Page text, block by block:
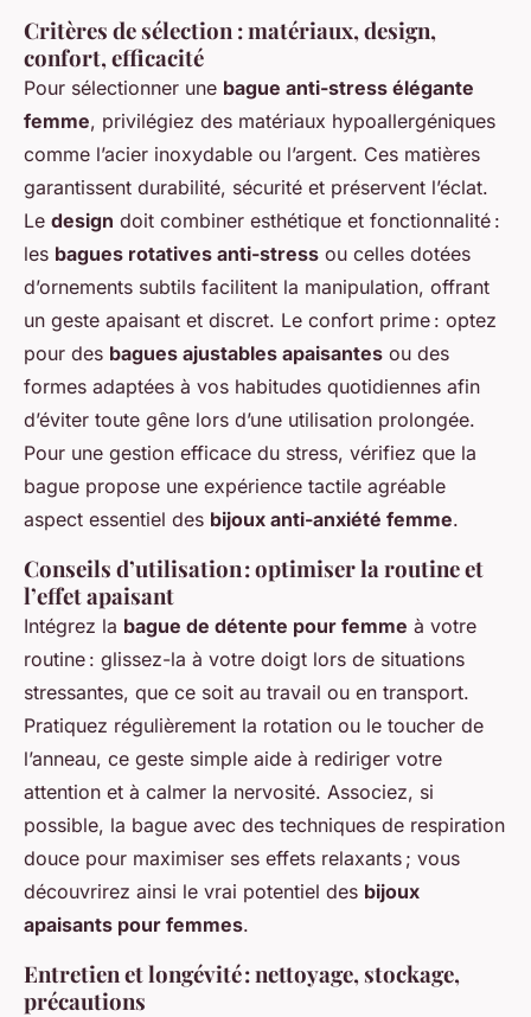
Critères de sélection : matériaux, design,
confort, efficacité
Pour sélectionner une bague anti-stress élégante
femme, privilégiez des matériaux hypoallergéniques
comme l’acier inoxydable ou l’argent. Ces matières
garantissent durabilité, sécurité et préservent l’éclat.
Le design doit combiner esthétique et fonctionnalité :
les bagues rotatives anti-stress ou celles dotées
d’ornements subtils facilitent la manipulation, offrant
un geste apaisant et discret. Le confort prime : optez
pour des bagues ajustables apaisantes ou des
formes adaptées à vos habitudes quotidiennes afin
d’éviter toute gêne lors d’une utilisation prolongée.
Pour une gestion efficace du stress, vérifiez que la
bague propose une expérience tactile agréable
aspect essentiel des bijoux anti-anxiété femme.
Conseils d’utilisation : optimiser la routine et
l’effet apaisant
Intégrez la bague de détente pour femme à votre
routine : glissez-la à votre doigt lors de situations
stressantes, que ce soit au travail ou en transport.
Pratiquez régulièrement la rotation ou le toucher de
l’anneau, ce geste simple aide à rediriger votre
attention et à calmer la nervosité. Associez, si
possible, la bague avec des techniques de respiration
douce pour maximiser ses effets relaxants ; vous
découvrirez ainsi le vrai potentiel des bijoux
apaisants pour femmes.
Entretien et longévité : nettoyage, stockage,
précautions